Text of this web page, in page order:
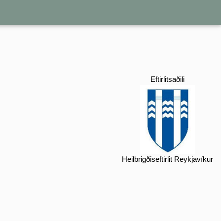
Eftirlitsaðili
Heilbrigðiseftirlit Reykjavíkur